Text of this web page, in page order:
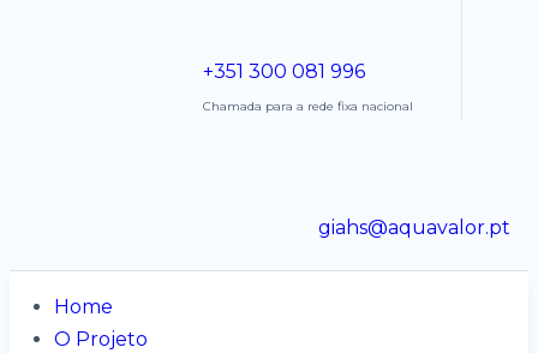
+351 300 081 996
Chamada para a rede fixa nacional
giahs@aquavalor.pt
Home
O Projeto